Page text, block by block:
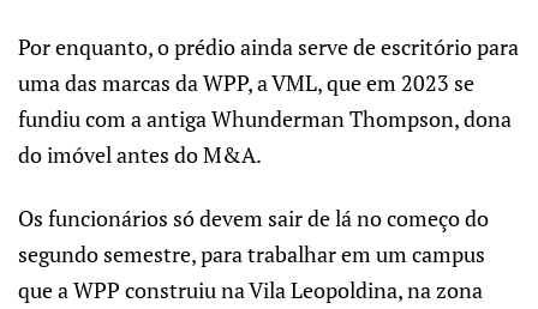
Por enquanto, o prédio ainda serve de escritório para
uma das marcas da WPP, a VML, que em 2023 se
fundiu com a antiga Whunderman Thompson, dona
do imóvel antes do M&A.
Os funcionários só devem sair de lá no começo do
segundo semestre, para trabalhar em um campus
que a WPP construiu na Vila Leopoldina, na zona